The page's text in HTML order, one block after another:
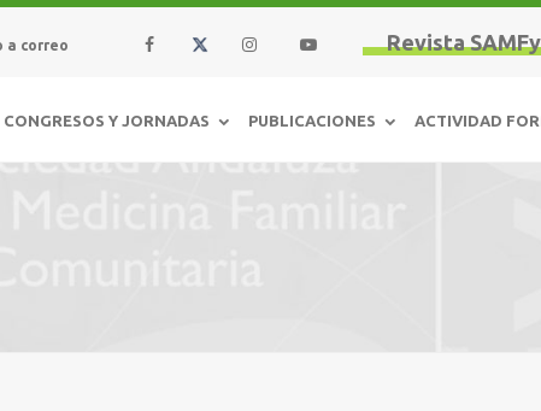
Revista
a correo
CONGRESOS Y JORNADAS PUBLICACIONES ACTIVIDAD